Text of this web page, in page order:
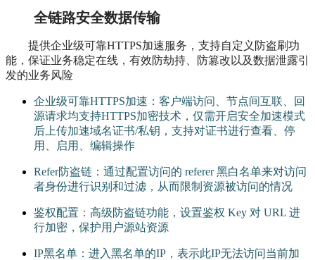
全链路安全数据传输
提供企业级可靠HTTPS加速服务，支持自定义防盗刷功
能，保证业务稳定在线，有效防劫持、防篡改以及数据泄露引
发的业务风险
企业级可靠HTTPS加速：客户端访问、节点间互联、回
源请求均支持HTTPS加密技术，仅需开启安全加速模式
后上传加速域名证书/私钥，支持对证书进行查看、停
用、启用、编辑操作
Refer防盗链：通过配置访问的 referer 黑白名单来对访问
者身份进行识别和过滤，从而限制资源被访问的情况
鉴权配置：高级防盗链功能，设置鉴权 Key 对 URL 进
行加密，保护用户源站资源
IP黑名单：进入黑名单的IP，表示此IP无法访问当前加